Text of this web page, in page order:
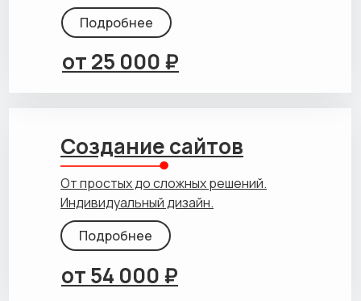
Создание сайтов
От простых до сложных решений.
Индивидуальный дизайн.
Подробнее
от 54 000 ₽
от 25 000 ₽
Подробнее